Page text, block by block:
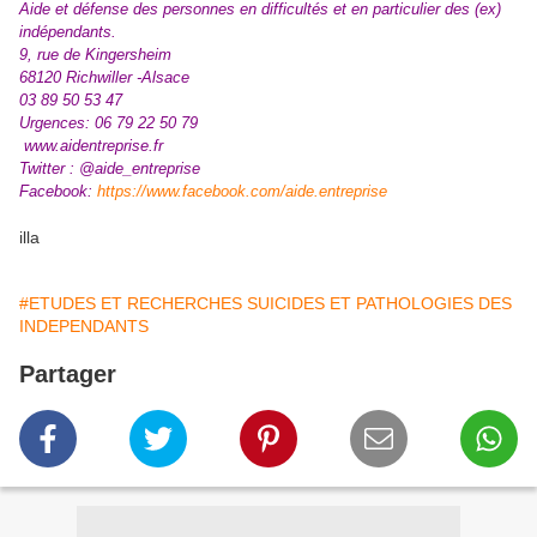
Aide et défense des personnes en difficultés et en particulier des (ex)
indépendants.
9, rue de Kingersheim
68120 Richwiller -Alsace
03 89 50 53 47
Urgences: 06 79 22 50 79
www.aidentreprise.fr
Twitter : @aide_entreprise
Facebook: https://www.facebook.com/aide.entreprise
illa
#ETUDES ET RECHERCHES SUICIDES ET PATHOLOGIES DES
INDEPENDANTS
Partager